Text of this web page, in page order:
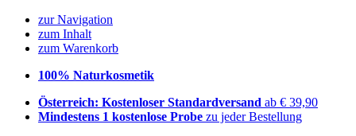
zur Navigation
zum Inhalt
zum Warenkorb
100% Naturkosmetik
Österreich: Kostenloser Standardversand ab € 39,90
Mindestens 1 kostenlose Probe zu jeder Bestellung